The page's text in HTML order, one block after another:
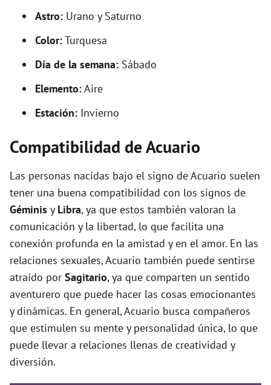
Astro: Urano y Saturno
Color:Turquesa
Día de la semana: Sábado
Elemento:Aire
Estación: Invierno
Compatibilidad de Acuario
Las personas nacidas bajo el signo de Acuario suelen
tener una buena compatibilidad con los signos de
Géminis y Libra, ya que estos también valoran la
comunicación y la libertad, lo que facilita una
conexión profunda en la amistad y en el amor. En las
relaciones sexuales, Acuario también puede sentirse
atraído por Sagitario, ya que comparten un sentido
aventurero que puede hacer las cosas emocionantes
y dinámicas. En general, Acuario busca compañeros
que estimulen su mente y personalidad única, lo que
puede llevar a relaciones llenas de creatividad y
diversión.